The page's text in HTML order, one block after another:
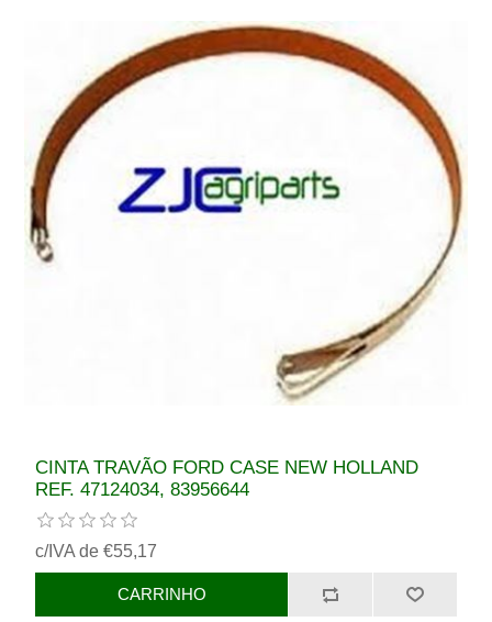
CINTA TRAVÃO FORD CASE NEW HOLLAND
REF. 47124034, 83956644
c/IVA de €55,17